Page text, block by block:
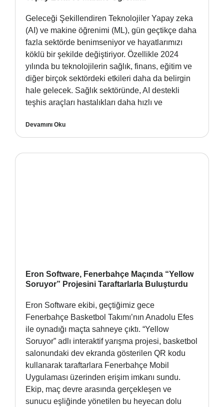
Geleceği Şekillendiren Teknolojiler Yapay zeka
(AI) ve makine öğrenimi (ML), gün geçtikçe daha
fazla sektörde benimseniyor ve hayatlarımızı
köklü bir şekilde değiştiriyor. Özellikle 2024
yılında bu teknolojilerin sağlık, finans, eğitim ve
diğer birçok sektördeki etkileri daha da belirgin
hale gelecek. Sağlık sektöründe, AI destekli
teşhis araçları hastalıkları daha hızlı ve
Devamını Oku
Eron Software, Fenerbahçe Maçında “Yellow
Soruyor” Projesini Taraftarlarla Buluşturdu
Eron Software ekibi, geçtiğimiz gece
Fenerbahçe Basketbol Takımı’nın Anadolu Efes
ile oynadığı maçta sahneye çıktı. “Yellow
Soruyor” adlı interaktif yarışma projesi, basketbol
salonundaki dev ekranda gösterilen QR kodu
kullanarak taraftarlara Fenerbahçe Mobil
Uygulaması üzerinden erişim imkanı sundu.
Ekip, maç devre arasında gerçekleşen ve
sunucu eşliğinde yönetilen bu heyecan dolu